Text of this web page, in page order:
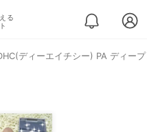
る
ディーエイチシー) PA ディー